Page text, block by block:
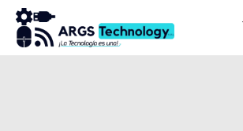
Saltar
contenido